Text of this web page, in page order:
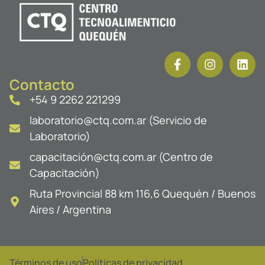
Contacto
+54 9 2262 221299
laboratorio@ctq.com.ar (Servicio de
Laboratorio)
capacitación@ctq.com.ar (Centro de
Capacitación)
Ruta Provincial 88 km 116,6 Quequén / Buenos
Aires / Argentina